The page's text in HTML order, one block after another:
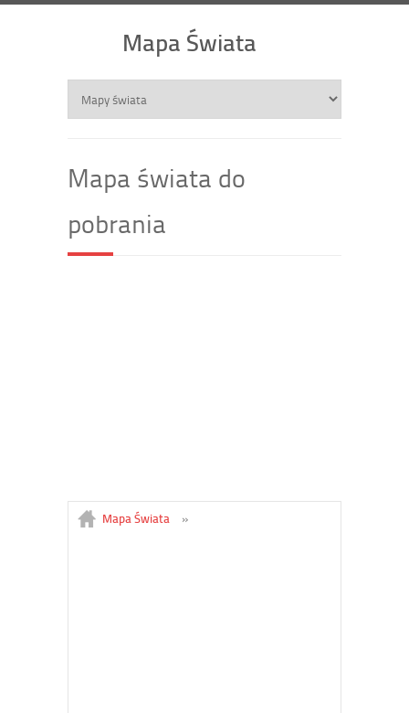
Mapa Świata
Mapa świata do
pobrania
Mapa Świata »